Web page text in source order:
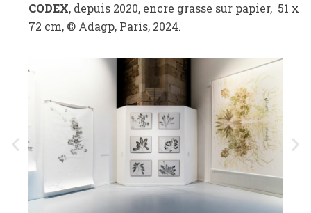
CODEX, depuis 2020, encre grasse sur papier, 51 x
72 cm, © Adagp, Paris, 2024.